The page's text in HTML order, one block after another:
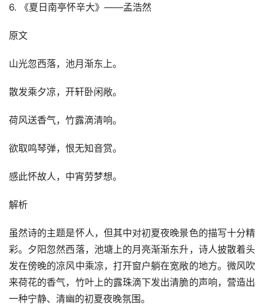
6. 《夏日南亭怀辛大》——孟浩然
原文
山光忽西落，池月渐东上。
散发乘夕凉，开轩卧闲敞。
荷风送香气，竹露滴清响。
欲取鸣琴弹，恨无知音赏。
感此怀故人，中宵劳梦想。
解析
虽然诗的主题是怀人，但其中对初夏夜晚景色的描写十分精
彩。夕阳忽然西落，池塘上的月亮渐渐东升，诗人披散着头
发在傍晚的凉风中乘凉，打开窗户躺在宽敞的地方。微风吹
来荷花的香气，竹叶上的露珠滴下发出清脆的声响，营造出
一种宁静、清幽的初夏夜晚氛围。